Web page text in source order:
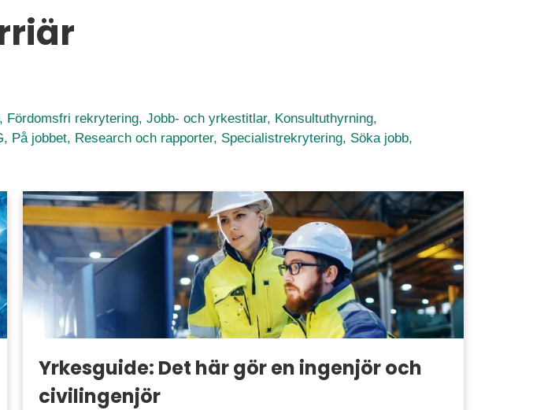
Fördomsfri rekrytering, Jobb- och yrkestitlar, Konsultuthyrning,
På jobbet, Research och rapporter, Specialistrekrytering, Söka jobb,
Yrkesguide: Det här gör en ingenjör och
civilingenjör